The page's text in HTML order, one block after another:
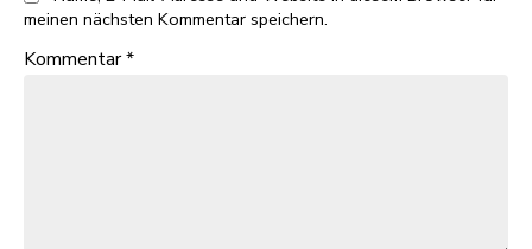
meinen nächsten Kommentar speichern.
Kommentar*